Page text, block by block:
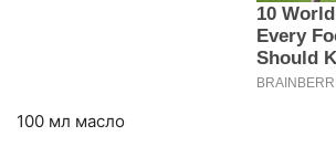
100 мл масло